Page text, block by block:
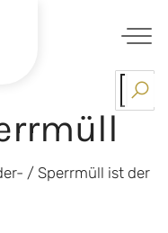
/ Sperrmüll ist der